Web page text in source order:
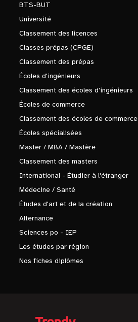
BTS-BUT
Université
Classement des licences
Classes prépas (CPGE)
Classement des prépas
Écoles d'ingénieurs
Classement des écoles d'ingénieurs
Écoles de commerce
Classement des écoles de commerce
Écoles spécialisées
Master / MBA / Mastère
Classement des masters
International - Étudier à l'étranger
Médecine / Santé
Études d'art et de la création
Alternance
Sciences po - IEP
Les études par région
Nos fiches diplômes